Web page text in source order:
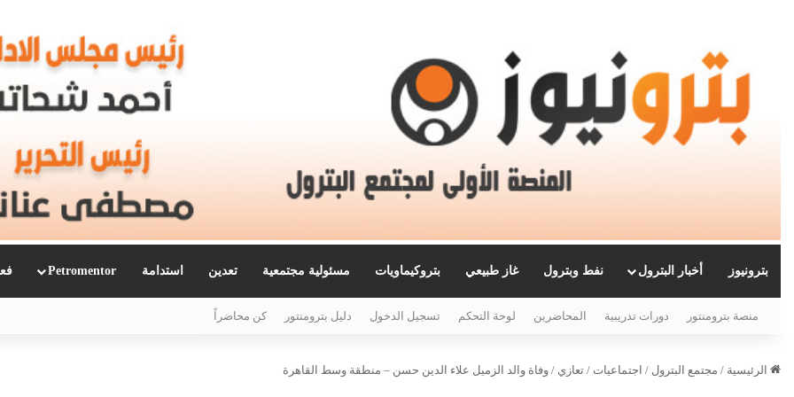
بترونيوز أخبار البترول نفط وبترول غاز طبيعي بتروكيماويات مسئولية مجتمعية تعدين استدامة Petromentor
منصة بترومنتور دورات تدريبية المحاضرين لوحة التحكم تسجيل الدخول دليل بترومنتور كن محاضراً
الرئيسية / مجتمع البترول / اجتماعيات / تعازي / وفاة والد الزميل علاء الدين حسن – منطقة وسط القاهرة